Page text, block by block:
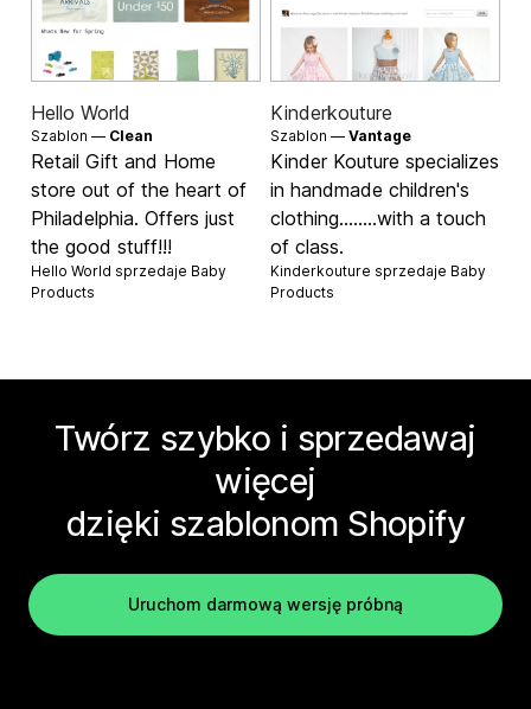
Hello World
Szablon — Clean
Retail Gift and Home
store out of the heart of
Philadelphia. Offers just
the good stuff!!!
Hello World sprzedaje Baby
Products
Kinderkouture
Szablon — Vantage
Kinder Kouture specializes
in handmade children's
clothing........with a touch
of class.
Kinderkouture sprzedaje Baby
Products
Twórz szybko i sprzedawaj
więcej
dzięki szablonom Shopify
Uruchom darmową wersję próbną